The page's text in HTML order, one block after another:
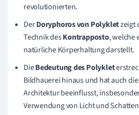
revolutionierten.
DerDoryphoros von Polykletzeigt
Technik desKontrapposto, welche
natürliche Körperhaltung darstellt.
DieBedeutung des Polyklet
Bildhauerei hinaus und hat auch
Architektur beeinflusst,
Verwendung von Licht und